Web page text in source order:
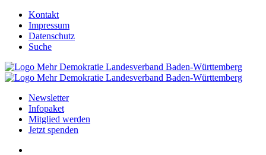
Kontakt
Impressum
Datenschutz
Suche
Newsletter
Infopaket
Mitglied werden
Jetzt spenden